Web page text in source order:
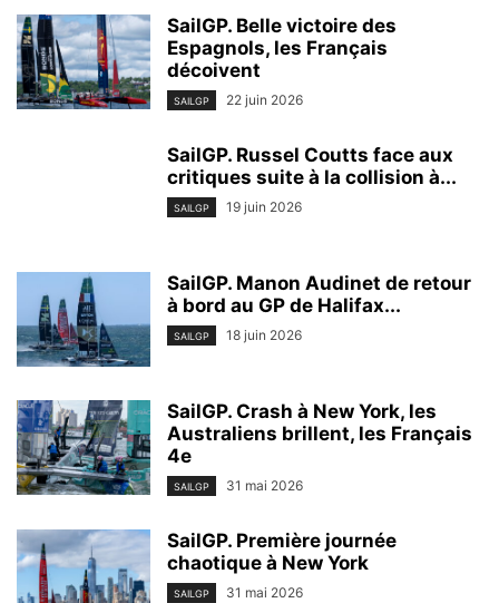
SailGP. Belle victoire des
Espagnols, les Français
décoivent
SAILGP 22 juin 2026
SailGP. Russel Coutts face aux
critiques suite à la collision à...
SAILGP 19 juin 2026
SailGP. Manon Audinet de retour
à bord au GP de Halifax...
SAILGP 18 juin 2026
SailGP. Crash à New York, les
Australiens brillent, les Français
4e
SAILGP 31 mai 2026
SailGP. Première journée
chaotique à New York
SAILGP 31 mai 2026